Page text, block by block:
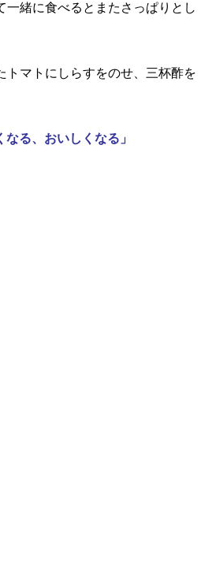
一緒に食べるとまたさっぱりとし
トマトにしらすをのせ、三杯酢を
る、おいしくなる」